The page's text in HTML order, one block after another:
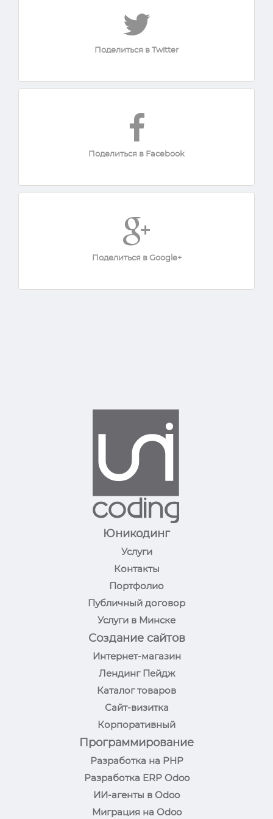
Поделиться в Twitter
Поделиться в Facebook
Поделиться в Google+
Юникодинг
Услуги
Контакты
Портфолио
Публичный договор
Услуги в Минске
Создание сайтов
Интернет-магазин
Лендинг Пейдж
Каталог товаров
Сайт-визитка
Корпоративный
Программирование
Разработка на PHP
Разработка ERP Odoo
ИИ-агенты в Odoo
Миграция на Odoo